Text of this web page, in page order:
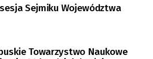
Sejmiku Województwa
Towarzystwo Naukowe